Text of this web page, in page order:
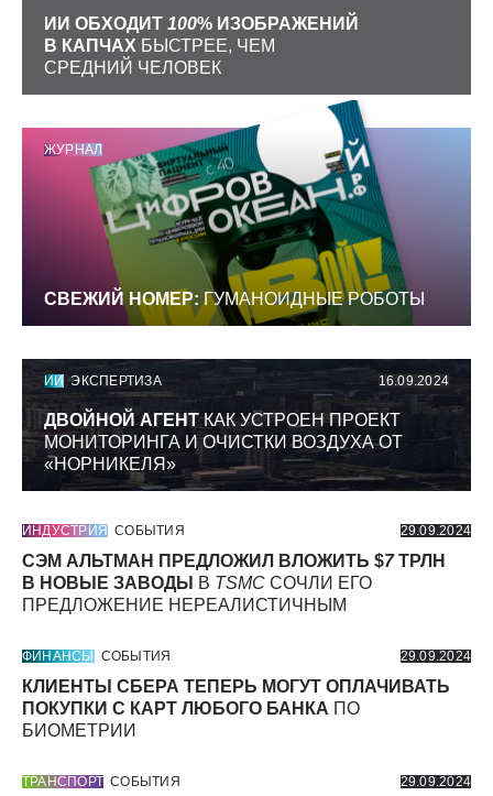
ИИ ОБХОДИТ 100% ИЗОБРАЖЕНИЙ
В КАПЧАХ БЫСТРЕЕ, ЧЕМ
СРЕДНИЙ ЧЕЛОВЕК
ЖУРНАЛ
СВЕЖИЙ НОМЕР: ГУМАНОИДНЫЕ РОБОТЫ
ИИ ЭКСПЕРТИЗА 16.09.2024
ДВОЙНОЙ АГЕНТКАК УСТРОЕН ПРОЕКТ
МОНИТОРИНГА И ОЧИСТКИ ВОЗДУХА ОТ
«НОРНИКЕЛЯ»
ИНДУСТРИЯ СОБЫТИЯ 29.09.2024
СЭМ АЛЬТМАН ПРЕДЛОЖИЛ ВЛОЖИТЬ $7ТРЛН
В НОВЫЕ ЗАВОДЫ
В TSMC СОЧЛИ ЕГО
ПРЕДЛОЖЕНИЕ НЕРЕАЛИСТИЧНЫМ
ФИНАНСЫ СОБЫТИЯ 29.09.2024
КЛИЕНТЫ СБЕРА ТЕПЕРЬ МОГУТ ОПЛАЧИВАТЬ
ПОКУПКИ С КАРТ ЛЮБОГО БАНКА ПО
БИОМЕТРИИ
ТРАНСПОРТ СОБЫТИЯ 29.09.2024